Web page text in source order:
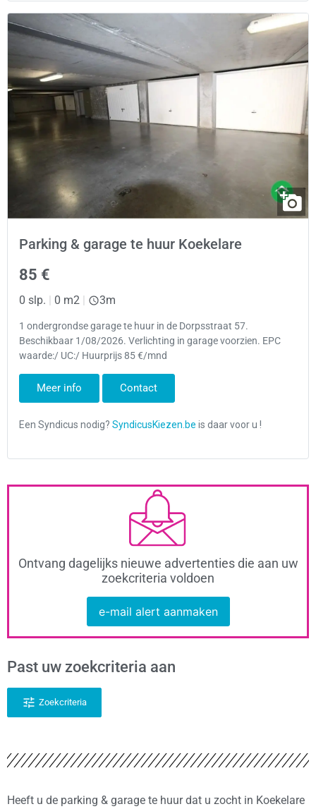
Parking & garage te huur Koekelare
85 €
0 slp. | 0 m2 | 3m
1 ondergrondse garage te huur in de Dorpsstraat 57.
Beschikbaar 1/08/2026. Verlichting in garage voorzien. EPC
waarde:/ UC:/ Huurprijs 85 €/mnd
Meer info Contact
Ontvang dagelijks nieuwe advertenties die aan uw
zoekcriteria voldoen
e-mail alert aanmaken
Past uw zoekcriteria aan
Zoekcriteria
Heeft u de parking & garage te huur dat u zocht in Koekelare